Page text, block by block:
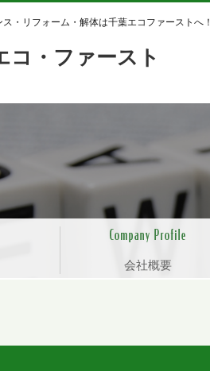
・リフォーム・解体は千葉エコファーストへ！
コ・ファースト
会社概要